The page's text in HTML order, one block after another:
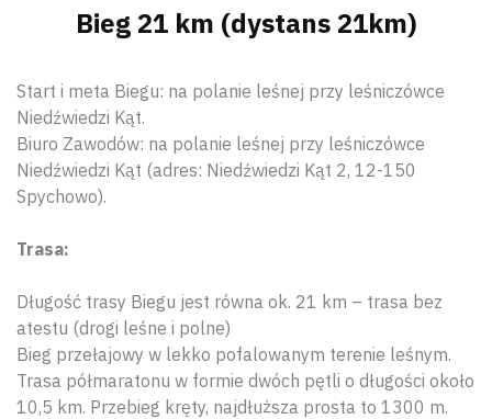
Bieg 21 km (dystans 21km)
Start i meta Biegu: na polanie leśnej przy leśniczówce
Niedźwiedzi Kąt.
Biuro Zawodów: na polanie leśnej przy leśniczówce
Niedźwiedzi Kąt (adres: Niedźwiedzi Kąt 2, 12-150
Spychowo).
Trasa:
Długość trasy Biegu jest równa ok. 21 km – trasa bez
atestu (drogi leśne i polne)
Bieg przełajowy w lekko pofalowanym terenie leśnym.
Trasa półmaratonu w formie dwóch pętli o długości około
10,5 km. Przebieg kręty, najdłuższa prosta to 1300 m.